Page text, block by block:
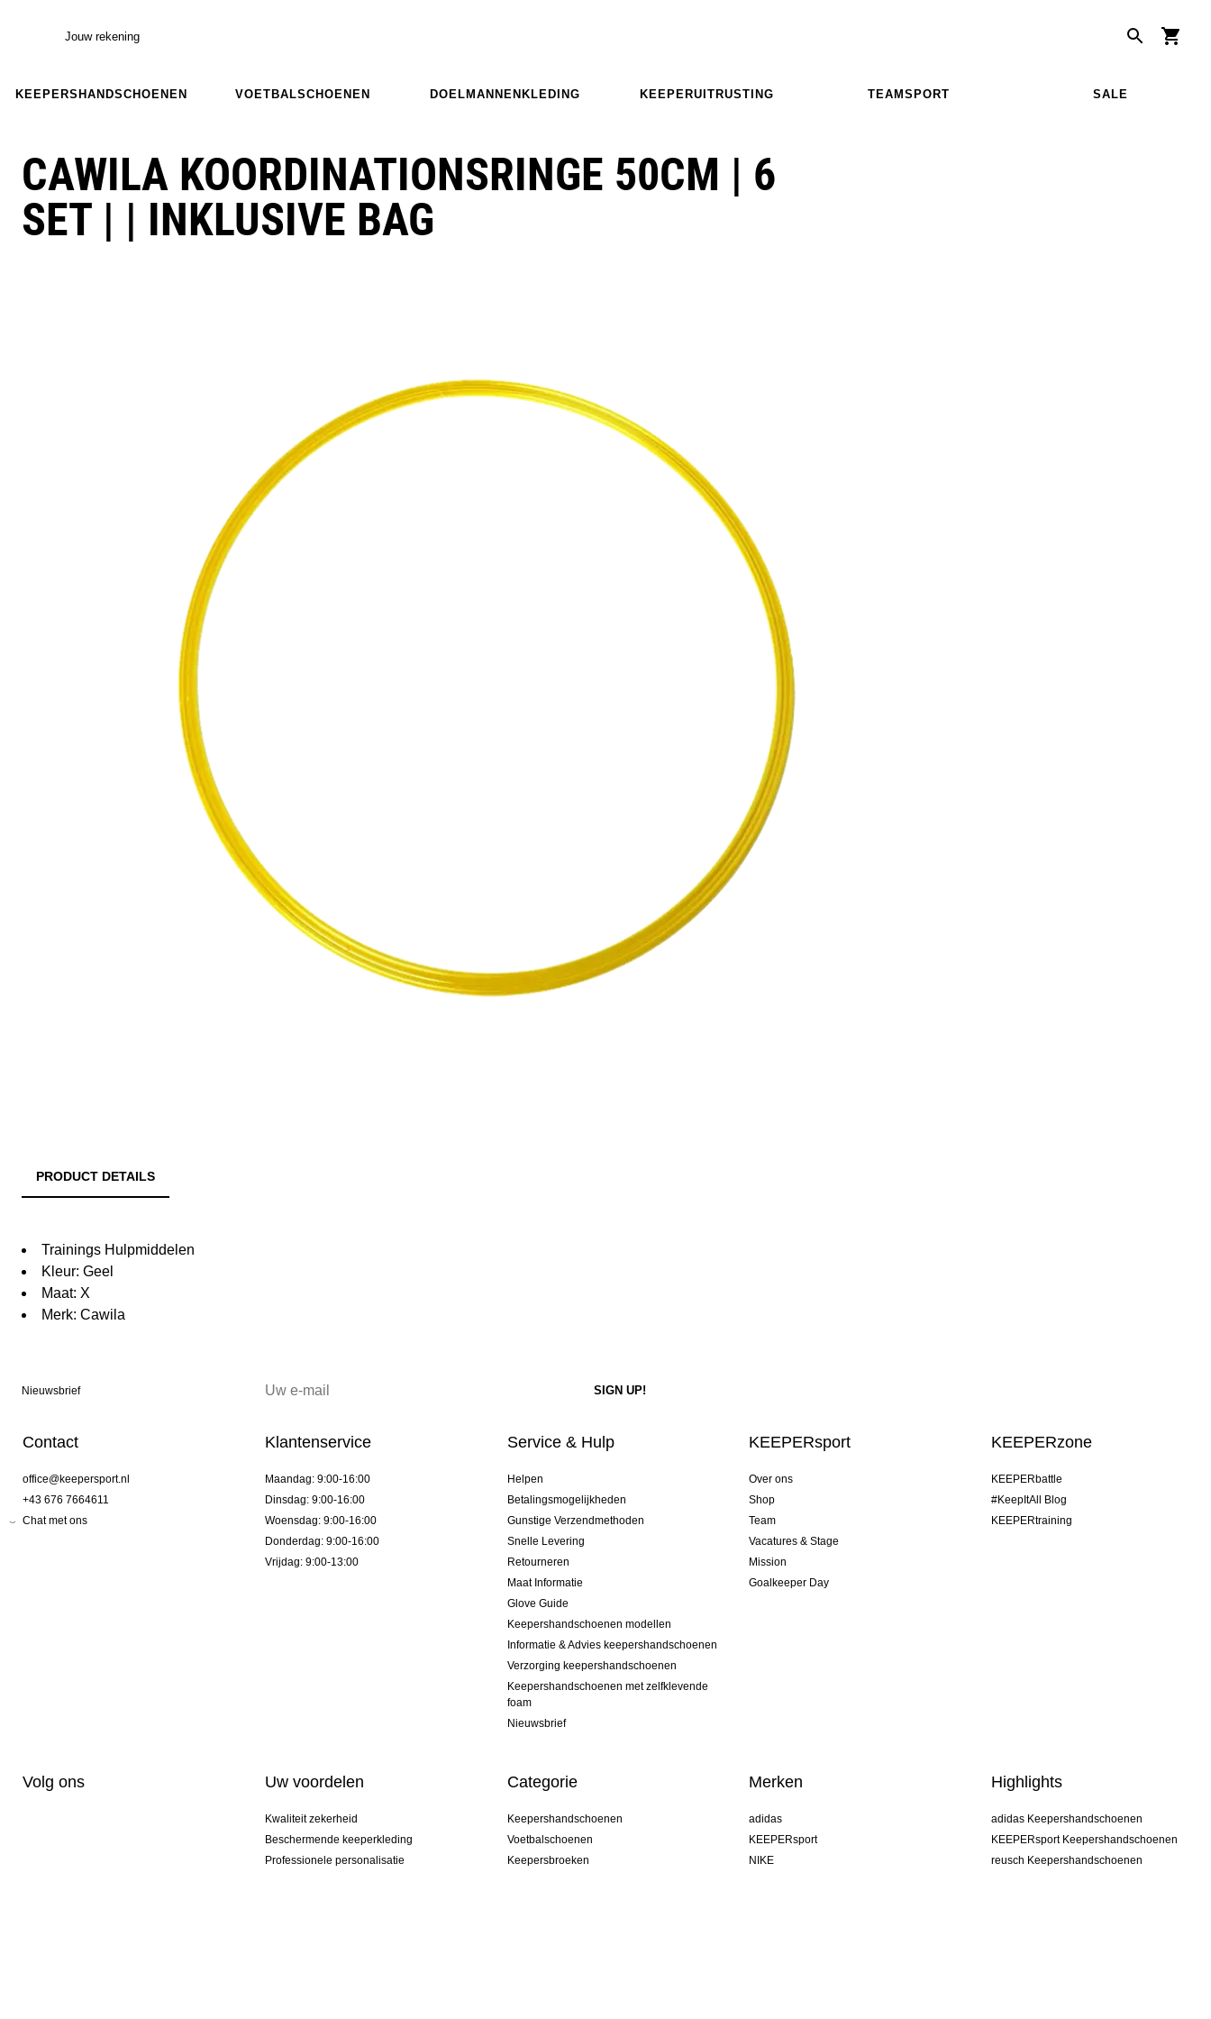
Jouw rekening
KEEPERSHANDSCHOENEN VOETBALSCHOENEN DOELMANNENKLEDING KEEPERUITRUSTING TEAMSPORT SALE
CAWILA KOORDINATIONSRINGE 50CM | 6
SET | | INKLUSIVE BAG
PRODUCT DETAILS
Trainings Hulpmiddelen
Kleur: Geel
Maat: X
Merk: Cawila
Nieuwsbrief
Contact
office@keepersport.nl
+43 676 7664611
Chat met ons
Klantenservice
Maandag: 9:00-16:00
Dinsdag: 9:00-16:00
Woensdag: 9:00-16:00
Donderdag: 9:00-16:00
Vrijdag: 9:00-13:00
Service & Hulp
Helpen
Betalingsmogelijkheden
Gunstige Verzendmethoden
Snelle Levering
Retourneren
Maat Informatie
Glove Guide
Keepershandschoenen modellen
Informatie & Advies keepershandschoenen
Verzorging keepershandschoenen
Keepershandschoenen met zelfklevende
foam
Nieuwsbrief
KEEPERsport
Over ons
Shop
Team
Vacatures & Stage
Mission
Goalkeeper Day
KEEPERzone
KEEPERbattle
#KeepItAll Blog
KEEPERtraining
Volg ons Uw voordelen
Kwaliteit zekerheid
Beschermende keeperkleding
Professionele personalisatie
Categorie
Keepershandschoenen
Voetbalschoenen
Keepersbroeken
Merken
adidas
KEEPERsport
NIKE
Highlights
adidas Keepershandschoenen
KEEPERsport Keepershandschoenen
reusch Keepershandschoenen